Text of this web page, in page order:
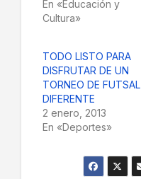
En «Educación y
Cultura»
TODO LISTO PARA
DISFRUTAR DE UN
TORNEO DE FUTSAL
DIFERENTE
2 enero, 2013
En «Deportes»